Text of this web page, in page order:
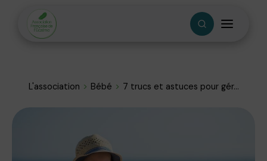
L'association Bébé 7 trucs et astuces pour gér...